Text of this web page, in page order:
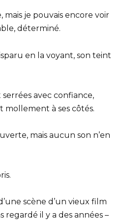
mais je pouvais encore voir
déterminé.
en la voyant, son teint
serrées avec confiance,
à ses côtés.
mais aucun son n’en
scène d’un vieux film
regardé il y a des années –